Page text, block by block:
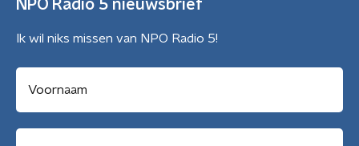
NPO Radio 5 nieuwsbrief
Ik wil niks missen van NPO Radio 5!